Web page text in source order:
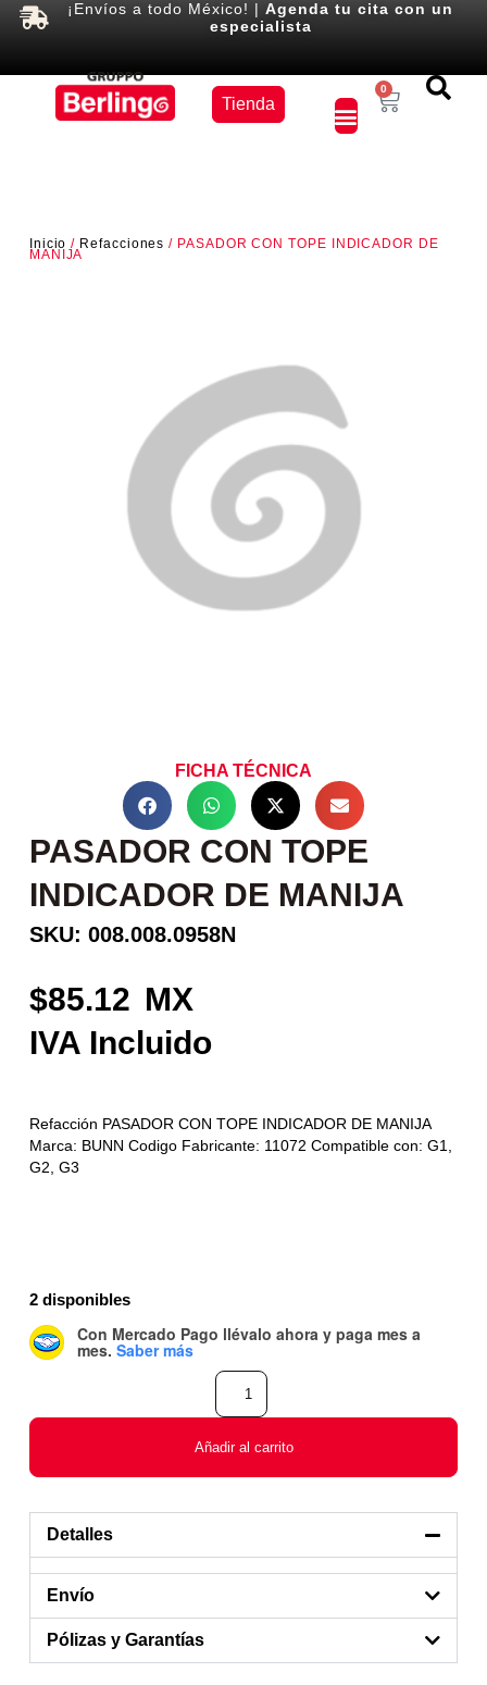
¡Envíos a todo México! |Agenda tu cita con un
especialista
Tienda
0
Inicio / Refacciones / PASADOR CON TOPE INDICADOR DE
MANIJA
FICHA TÉCNICA
PASADOR CON TOPE
INDICADOR DE MANIJA
SKU: 008.008.0958N
85.12
Refacción PASADOR CON TOPE INDICADOR DE MANIJA
Marca: BUNN Codigo Fabricante: 11072 Compatible con: G1,
G2, G3
2 disponibles
Con Mercado Pago llévalo ahora y paga mes a
mes. Saber más
Añadir al carrito
Detalles
Envío
Pólizas y Garantías